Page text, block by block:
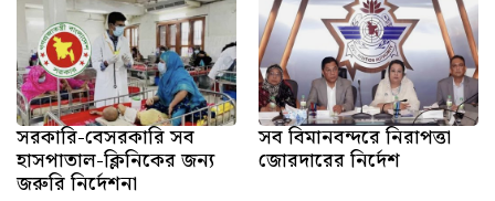
সরকারি-বেসরকারি সব
হাসপাতাল-ক্লিনিকের জন্য
জরুরি নির্দেশনা
সব বিমানবন্দরে নিরাপত্তা
জোরদারের নির্দেশ